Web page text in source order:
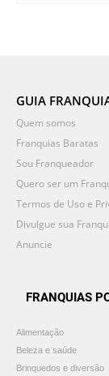
GUIA
Quem somos
Franquias Baratas
Sou Franqueador
Quero ser um
Termos de Uso e
Divulgue sua
Anuncie
FRANQUIAS
Alimentação
Beleza e saúde
Brinquedos e diversão